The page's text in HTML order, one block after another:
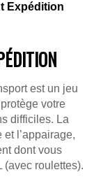
Expédition
est un jeu
votre
difficiles. La
l’appairage,
dont vous
(avec roulettes).